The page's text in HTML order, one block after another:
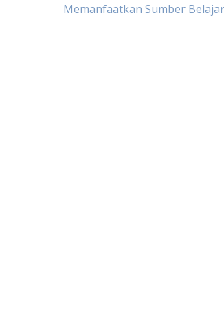
Post
Memanfaatkan Sumber